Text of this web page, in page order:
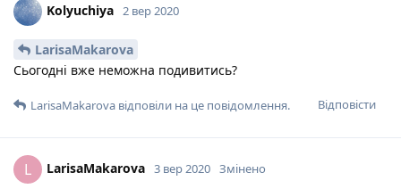
Kolyuchiya 2 вер 2020
LarisaMakarova
Сьогодні вже неможна подивитись?
Відповісти
LarisaMakarova відповіли на це повідомлення.
L LarisaMakarova 3 вер 2020 Змінено